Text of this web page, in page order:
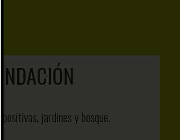
jardines y bosque.